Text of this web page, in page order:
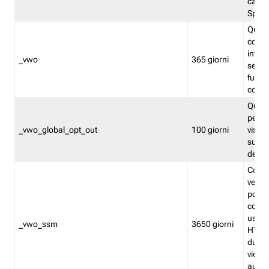
Split
_vwo 365 giorni
_vwo_global_opt_out 100 giorni
su
_vwo_ssm 3650 giorni
viene